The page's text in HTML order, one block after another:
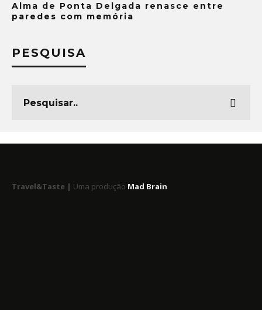
Alma de Ponta Delgada renasce entre
paredes com memória
PESQUISA
Travel&Taste | Uma produção Mad Brain